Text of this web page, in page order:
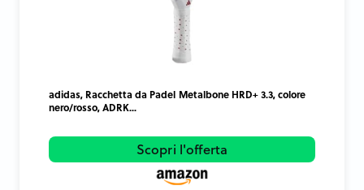
adidas, Racchetta da Padel Metalbone HRD+ 3.3, colore
nero/rosso, ADRK...
Scopri l'offerta